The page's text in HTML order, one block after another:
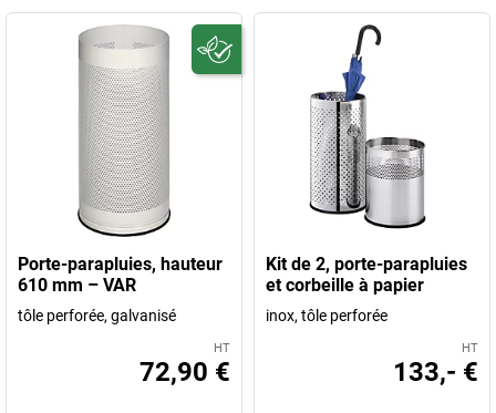
Porte-parapluies, hauteur
610 mm – VAR
tôle perforée, galvanisé
HT
72,90 €
Kit de 2, porte-parapluies
et corbeille à papier
inox, tôle perforée
HT
133,- €